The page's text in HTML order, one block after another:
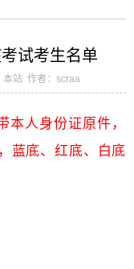
试考生名单
站 作者：scraa
本人身份证原件，
蓝底、红底、白底